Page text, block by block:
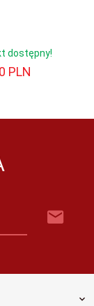
dostępny!
PLN